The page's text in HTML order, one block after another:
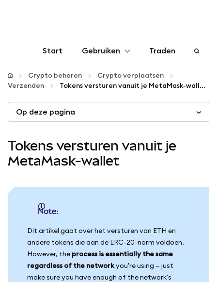
Start Gebruiken
Configureren
Crypto beheren
Let op je veiligheid
Traden
Crypto beheren
Crypto verplaatsen
Verzenden
Tokens versturen vanuit je MetaMask-wallet
Op deze pagina
Tokens versturen vanuit je
MetaMask-wallet
Note:
Dit artikel gaat over het versturen van ETH en
andere tokens die aan de ERC-20-norm voldoen.
However, the process is essentially the same
regardless of the networkyou're using — just
make sure you have enough of the network's